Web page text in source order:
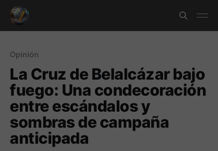
Opinión
La Cruz de Belalcázar bajo
fuego: Una condecoración
entre escándalos y
sombras de campaña
anticipada